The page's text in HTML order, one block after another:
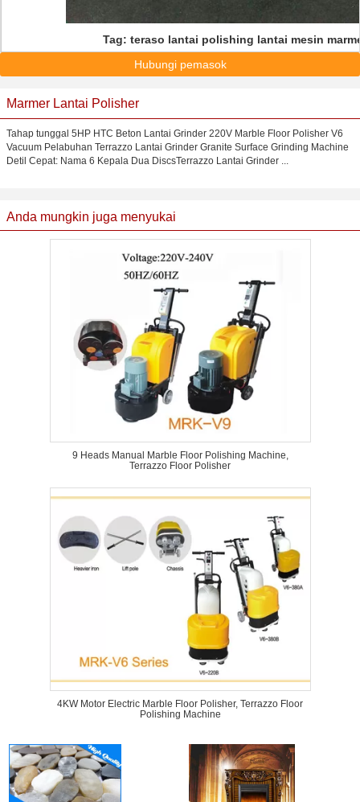
Tag: teraso lantai polishing lantai mesin
Hubungi pemasok
Marmer Lantai Polisher
Tahap tunggal 5HP HTC Beton Lantai Grinder 220V Marble Floor Polisher V6
Vacuum Pelabuhan Terrazzo Lantai Grinder Granite Surface Grinding Machine
Detil Cepat: Nama 6 Kepala Dua DiscsTerrazzo Lantai Grinder ...
Anda mungkin juga menyukai
9 Heads Manual Marble Floor Polishing Machine,
Terrazzo Floor Polisher
4KW Motor Electric Marble Floor Polisher, Terrazzo Floor
Polishing Machine